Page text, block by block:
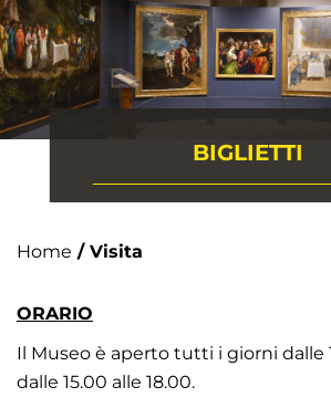
BIGLIETTI
Home / Visita
ORARIO
Il Museo è aperto tutti i giorni dalle
dalle 15.00 alle 18.00.